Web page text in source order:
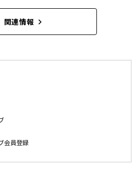
関連情報
会員登録